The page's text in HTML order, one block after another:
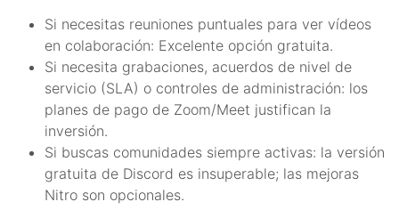
Si necesitas reuniones puntuales para ver vídeos
en colaboración: Excelente opción gratuita.
Si necesita grabaciones, acuerdos de nivel de
servicio (SLA) o controles de administración: los
planes de pago de Zoom/Meet justifican la
inversión.
Si buscas comunidades siempre activas: la versión
gratuita de Discord es insuperable; las mejoras
Nitro son opcionales.